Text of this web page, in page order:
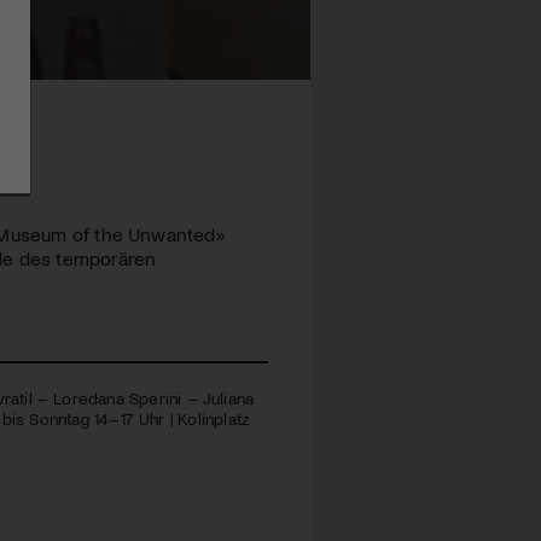
of the Unwanted»
des temporären
– Loredana Sperini – Juliana
Sonntag 14–17 Uhr | Kolinplatz